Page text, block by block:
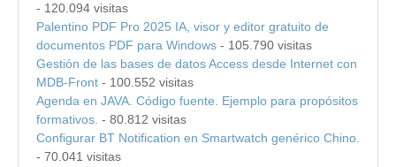
- 120.094 visitas
Palentino PDF Pro 2025 IA, visor y editor gratuito de
documentos PDF para Windows - 105.790 visitas
Gestión de las bases de datos Access desde Internet con
MDB-Front - 100.552 visitas
Agenda en JAVA. Código fuente. Ejemplo para propósitos
formativos. - 80.812 visitas
Configurar BT Notification en Smartwatch genérico Chino.
- 70.041 visitas